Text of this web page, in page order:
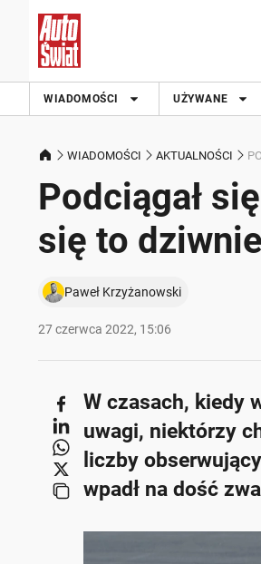
WIADOMOŚCI UŻYWANE
WIADOMOŚCI AKTUALNOŚCI
Podciągał
się to dziwnie
Paweł Krzyżanowski
27 czerwca 2022, 15:06
W czasach, kiedy
uwagi, niektórzy
liczby
wpadł na dość